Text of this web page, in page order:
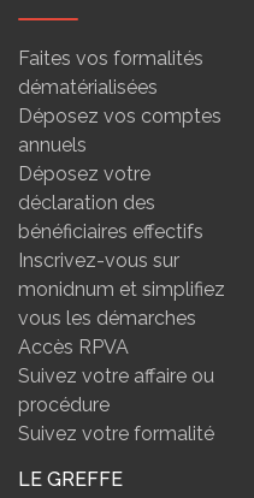
Faites vos formalités
dématérialisées
Déposez vos comptes
annuels
Déposez votre
déclaration des
bénéficiaires effectifs
Inscrivez-vous sur
monidnum et simplifiez
vous les démarches
Accès RPVA
Suivez votre affaire ou
procédure
Suivez votre formalité
LE GREFFE